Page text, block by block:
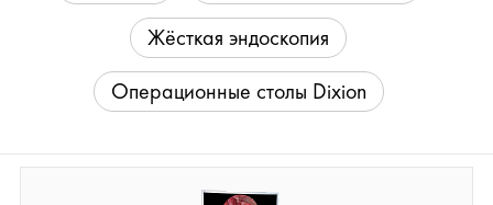
Жёсткая эндоскопия
Операционные столы Dixion